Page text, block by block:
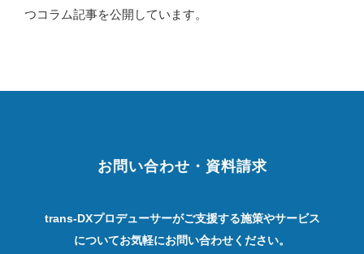
つコラム記事を公開しています。
お問い合わせ・資料請求
trans-DXプロデューサーがご支援する施策やサービス
についてお気軽にお問い合わせください。